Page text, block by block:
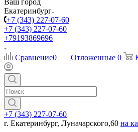
Ваш город
Екатеринбург
+7 (343) 227-07-60
+7 (343) 227-07-60
+79193869696
Сравнение0 Отложенные 0
+7 (343) 227-07-60
г. Екатеринбург, Луначарского,60 на